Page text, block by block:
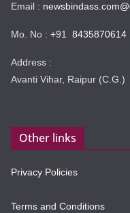
Email :
Mo. No : +91 8435870614
Address :
Avanti Vihar, Raipur (C.G.)
Other links
Privacy Policies
Terms and Conditions